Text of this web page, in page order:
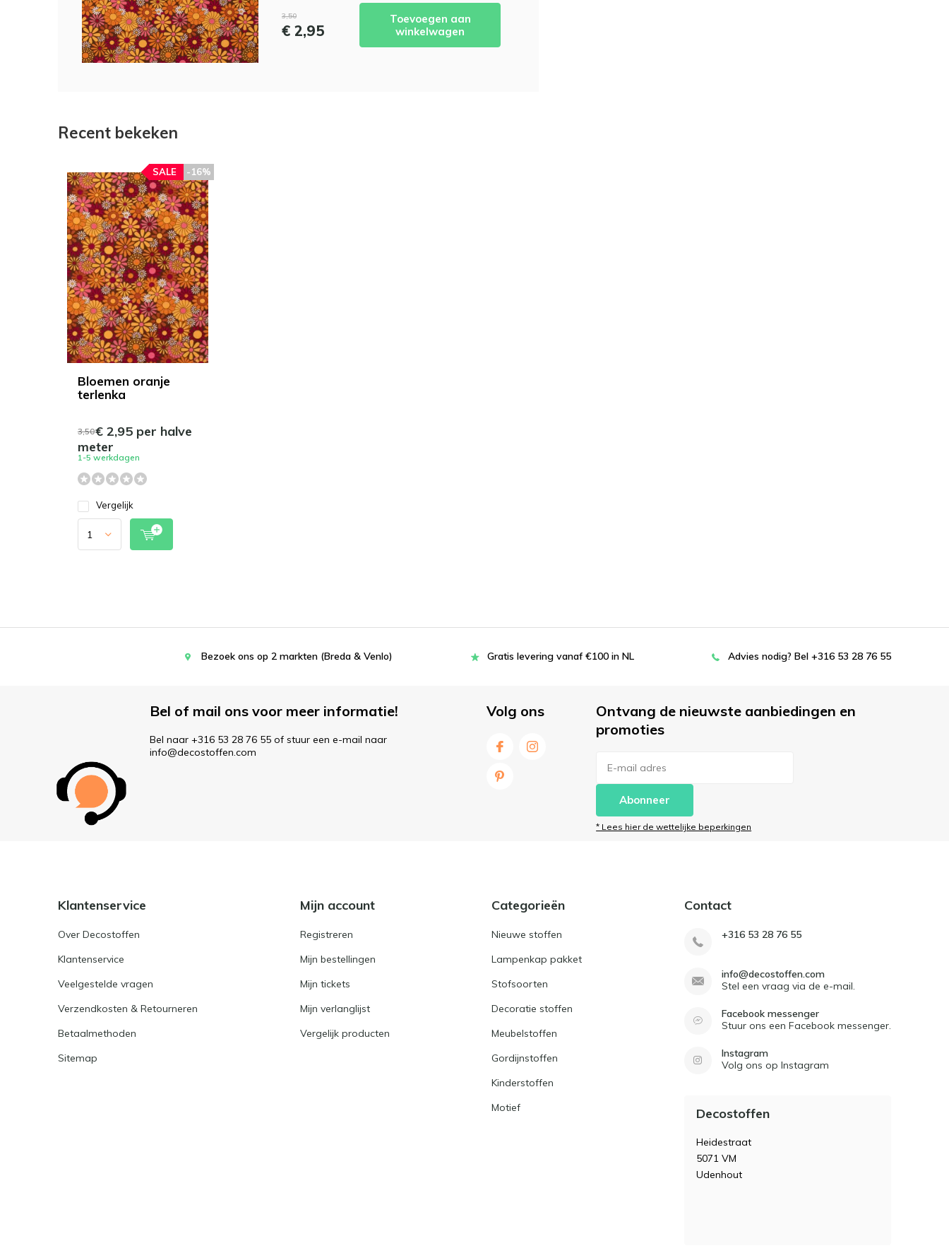
3,50
€ 2,95
Toevoegen aan
winkelwagen
Recent bekeken
Bloemen oranje
terlenka
-16%
SALE
3,50€ 2,95 per halve
meter
1-5 werkdagen
Vergelijk
Bezoek ons op 2 markten (Breda & Venlo) Gratis levering vanaf €100 in NL Advies nodig? Bel +316 53 28 76 55
Bel of mail ons voor meer informatie!
Bel naar +316 53 28 76 55 of stuur een e-mail naar
info@decostoffen.com
Volg ons
Ontvang de nieuwste aanbiedingen en
promoties
Abonneer
* Lees hier de wettelijke beperkingen
Klantenservice
Over Decostoffen
Klantenservice
Veelgestelde vragen
Verzendkosten & Retourneren
Betaalmethoden
Sitemap
Mijn account
Registreren
Mijn bestellingen
Mijn tickets
Mijn verlanglijst
Vergelijk producten
Categorieën
Nieuwe stoffen
Lampenkap pakket
Stofsoorten
Decoratie stoffen
Meubelstoffen
Gordijnstoffen
Kinderstoffen
Motief
Contact
+316 53 28 76 55
info@decostoffen.com
Stel een vraag via de e-mail.
Facebook messenger
Stuur ons een Facebook messenger.
Instagram
Volg ons op Instagram
Decostoffen
Heidestraat
5071 VM
Udenhout